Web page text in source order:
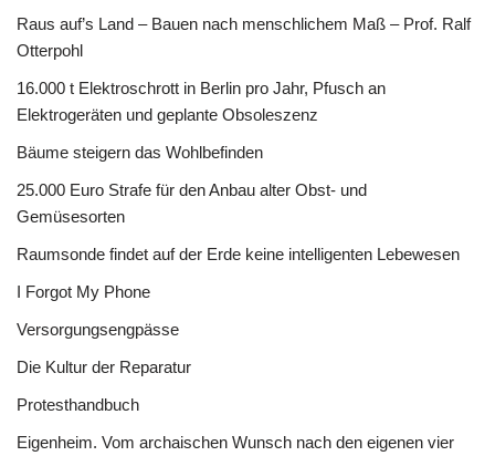
Raus auf’s Land – Bauen nach menschlichem Maß – Prof. Ralf
Otterpohl
16.000 t Elektroschrott in Berlin pro Jahr, Pfusch an
Elektrogeräten und geplante Obsoleszenz
Bäume steigern das Wohlbefinden
25.000 Euro Strafe für den Anbau alter Obst- und
Gemüsesorten
Raumsonde findet auf der Erde keine intelligenten Lebewesen
I Forgot My Phone
Versorgungsengpässe
Die Kultur der Reparatur
Protesthandbuch
Eigenheim. Vom archaischen Wunsch nach den eigenen vier